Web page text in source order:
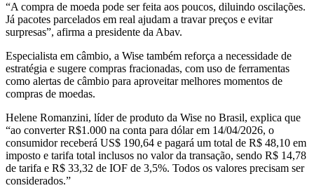
“A compra de moeda pode ser feita aos poucos, diluindo oscilações.
Já pacotes parcelados em real ajudam a travar preços e evitar
surpresas”, afirma a presidente da Abav.
Especialista em câmbio, a Wise também reforça a necessidade de
estratégia e sugere compras fracionadas, com uso de ferramentas
como alertas de câmbio para aproveitar melhores momentos de
compras de moedas.
Helene Romanzini, líder de produto da Wise no Brasil, explica que
“ao converter R$1.000 na conta para dólar em 14/04/2026, o
consumidor receberá US$ 190,64 e pagará um total de R$ 48,10 em
imposto e tarifa total inclusos no valor da transação, sendo R$ 14,78
de tarifa e R$ 33,32 de IOF de 3,5%. Todos os valores precisam ser
considerados.”